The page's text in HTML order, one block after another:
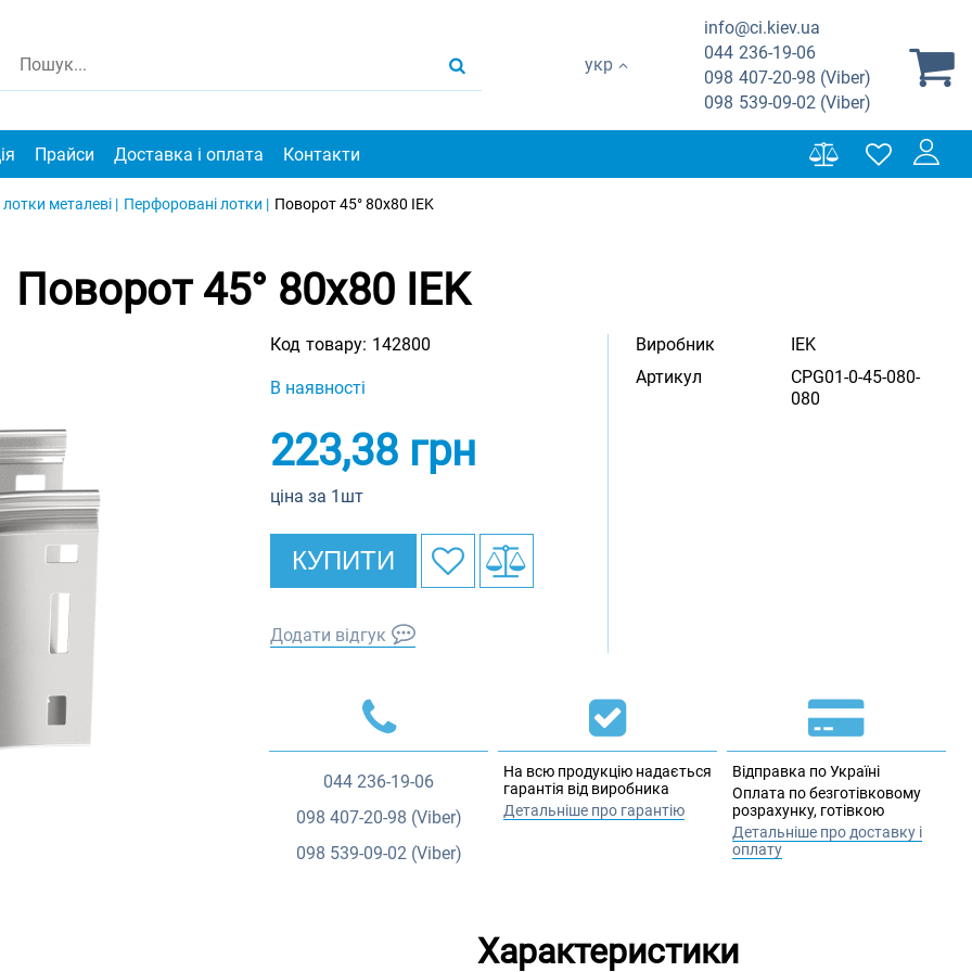
укр
info@ci.kiev.ua
044 236-19-06
098 407-20-98 (Viber)
098 539-09-02 (Viber)
Прайси Доставка і оплата Контакти
металеві | Перфоровані лотки | Поворот 45° 80х80 IEK
Поворот 45° 80х80 IEK
Код товару: 142800
В наявності
223,38 грн
ціна за 1шт
КУПИТИ
Додати відгук
Виробник
IEK
Артикул
CPG01-0-45-080-
080
044 236-19-06
098 407-20-98 (Viber)
098 539-09-02 (Viber)
На всю продукцію надається
гарантія від виробника
Детальніше про гарантію
Відправка по Україні
Оплата по безготівковому
розрахунку, готівкою
Детальніше про доставку і
оплату
Характеристики